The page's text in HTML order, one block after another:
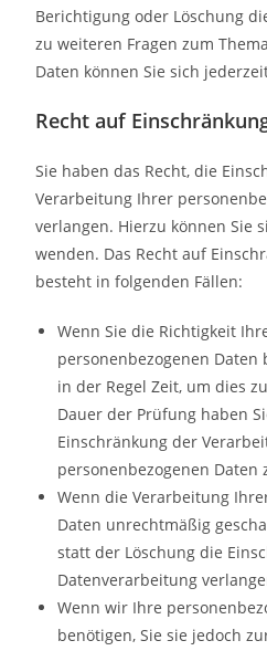
Berichtigung oder Löschung
zu weiteren Fragen zum
Daten können Sie sich
Recht auf
Sie haben das Recht, die
Verarbeitung Ihrer
verlangen. Hierzu können Sie
wenden. Das Recht auf
besteht in folgenden Fällen:
Wenn Sie die Richtigkeit
personenbezogenen
in der Regel Zeit, um dies
Dauer der Prüfung haben
Einschränkung der
personenbezogenen Daten
Wenn die Verarbeitung
Daten unrechtmäßig
statt der Löschung die
Datenverarbeitung
Wenn wir Ihre
benötigen, Sie sie jedoch